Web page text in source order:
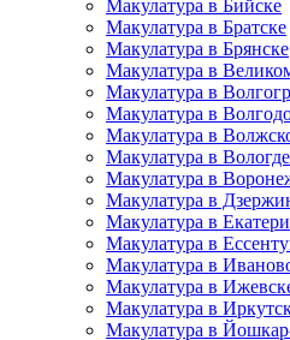
Макулатура в Бийске
Макулатура в Братске
Макулатура в Брянске
Макулатура в
Макулатура в
Макулатура в
Макулатура в
Макулатура в Вологде
Макулатура в
Макулатура в
Макулатура в
Макулатура в
Макулатура в
Макулатура в
Макулатура в
Макулатура в